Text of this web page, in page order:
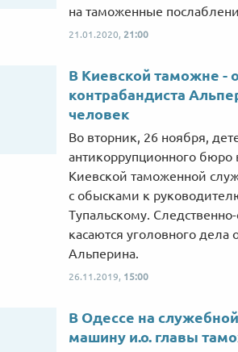
на таможенные
21.01.2020, 21:00
В Киевской таможне -
контрабандиста
человек
Во вторник, 26 ноября,
антикоррупционного бюро
Киевской таможенной
с обысками к
Тупальскому.
касаются уголовного
Альперина.
26.11.2019, 15:00
В Одессе на
машину и.о. главы